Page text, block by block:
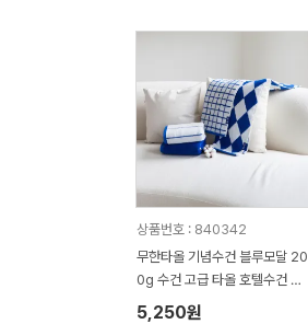
상품번호 : 840342
무한타올 기념수건 블루모달 20
0g 수건 고급 타올 호텔수건 M
H03
5,250원